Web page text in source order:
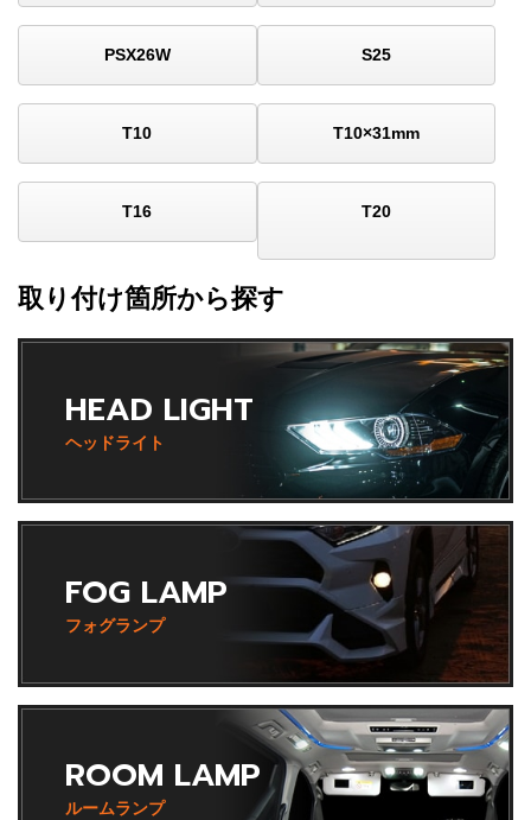
PSX26W S25
T10 T10×31mm
T16 T20
取り付け箇所から探す
HEAD LIGHT
ヘッドライト
FOG LAMP
フォグランプ
ROOM LAMP
ルームランプ